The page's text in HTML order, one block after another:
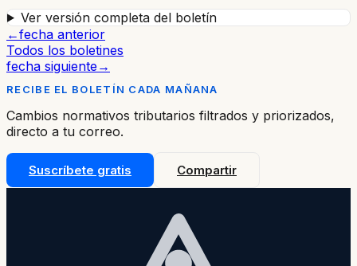
Ver versión completa del boletín
←Ir al
fecha anterior
Todos los boletines
fecha siguienteir a
→
RECIBE EL BOLETÍN CADA MAÑANA
Cambios normativos tributarios filtrados y priorizados,
directo a tu correo.
Suscríbete gratis Compartir